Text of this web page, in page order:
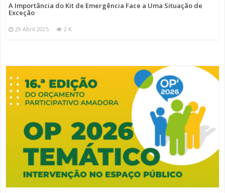
A Importância do Kit de Emergência Face a Uma Situação de
Exceção
29 Abril 2025 2 K